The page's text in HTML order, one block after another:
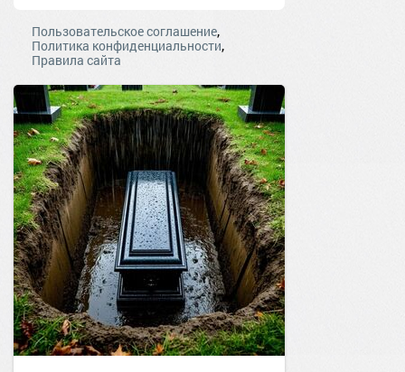
Пользовательское соглашение,
Политика конфиденциальности,
Правила сайта